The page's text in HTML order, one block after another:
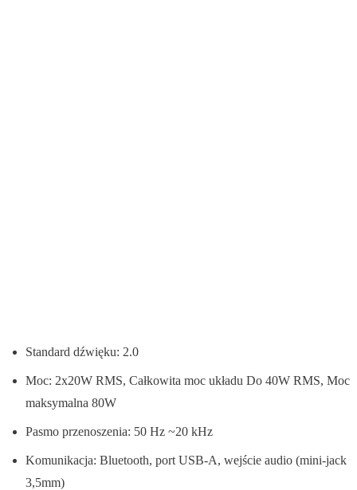
Standard dźwięku: 2.0
Moc: 2x20W RMS, Całkowita moc układu Do 40W RMS, Moc
maksymalna 80W
Pasmo przenoszenia: 50 Hz ~20 kHz
Komunikacja: Bluetooth, port USB-A, wejście audio (mini-jack
3,5mm)